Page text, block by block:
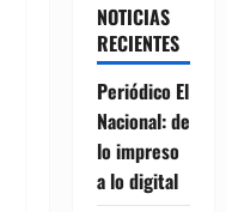
NOTICIAS
RECIENTES
Periódico El
Nacional: de
lo impreso
a lo digital